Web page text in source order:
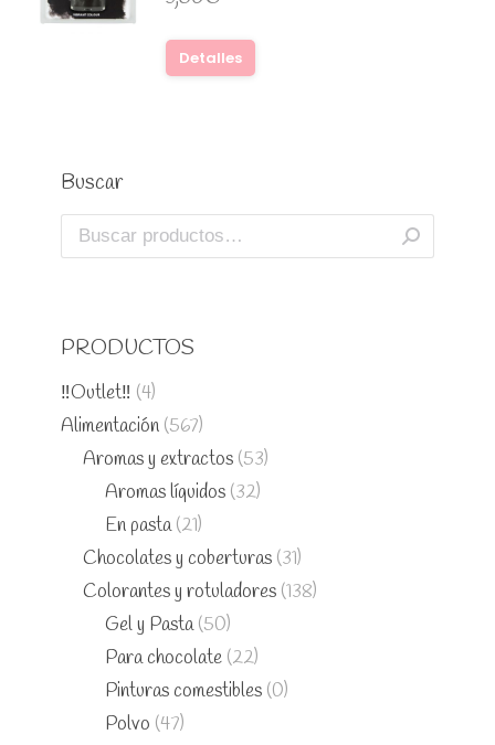
Detalles
Buscar
PRODUCTOS
‼️Outlet‼️ (4)
Alimentación (567)
Aromas y extractos (53)
Aromas líquidos (32)
En pasta (21)
Chocolates y coberturas (31)
Colorantes y rotuladores (138)
Gel y Pasta (50)
Para chocolate (22)
Pinturas comestibles (0)
Polvo (47)